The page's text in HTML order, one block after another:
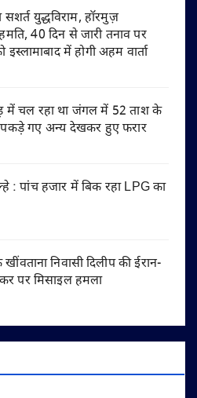
युद्धविराम, हॉरमुज़
40 दिन से जारी तनाव पर
में होगी अहम वार्ता
में चल रहा था जंगल में 52 ताश के
गए अन्य देखकर हुए फरार
: पांच हजार में बिक रहा LPG का
निवासी दिलीप की ईरान-
पर मिसाइल हमला